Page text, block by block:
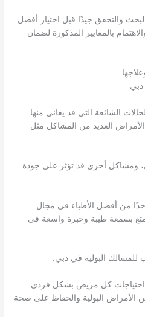
والتحقق جيدًا قبل اختيار أفضل
بالمعايير المذكورة لضمان
دبي
الشائعة التي قد يعاني منها
العديد من المشاكل مثل
ومشاكل أخرى قد تؤثر على جودة
من أفضل الأطباء في مجال
بسمعة طيبة وخبرة واسعة في
البولية في دبي:
كل مريض بشكل فردي.
الأمراض البولية والحفاظ على صحة